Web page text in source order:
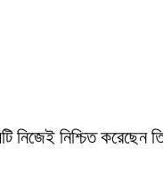
নিশ্চিত করেছেন